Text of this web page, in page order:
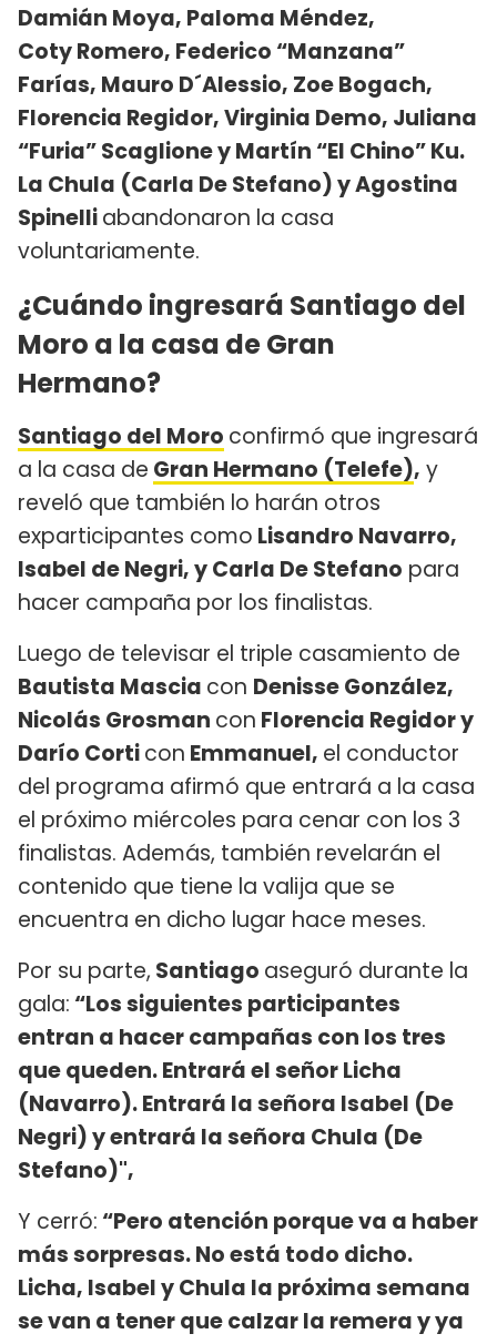
Damián Moya, Paloma Méndez,
Coty Romero, Federico “Manzana”
Farías, Mauro D´Alessio, Zoe Bogach,
Florencia Regidor, Virginia Demo, Juliana
“Furia” Scaglione y Martín “El Chino” Ku.
La Chula (Carla De Stefano) y Agostina
Spinelliabandonaron la casa
voluntariamente.
¿Cuándo ingresará Santiago del
Moro a la casa de Gran
Hermano?
Santiago del Moro confirmó que ingresará
a la casa de Gran Hermano (Telefe), y
reveló que también lo harán otros
exparticipantes como Lisandro Navarro,
Isabel de Negri, y Carla De Stefano para
hacer campaña por los finalistas.
Luego de televisar el triple casamiento de
Bautista Mascia con Denisse González,
Nicolás Grosman con Florencia Regidor y
Darío Corticon Emmanuel, el conductor
del programa afirmó que entrará a la casa
el próximo miércoles para cenar con los 3
finalistas. Además, también revelarán el
contenido que tiene la valija que se
encuentra en dicho lugar hace meses.
Por su parte, Santiago aseguró durante la
gala: “Los siguientes participantes
entran a hacer campañas con los tres
que queden. Entrará el señor Licha
(Navarro). Entrará la señora Isabel (De
Negri) y entrará la señora Chula (De
Stefano)",
Y cerró: “Pero atención porque va a haber
más sorpresas. No está todo dicho.
Licha, Isabel y Chula la próxima semana
se van a tener que calzar la remera y ya